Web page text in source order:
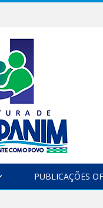
PUBLICAÇÕES